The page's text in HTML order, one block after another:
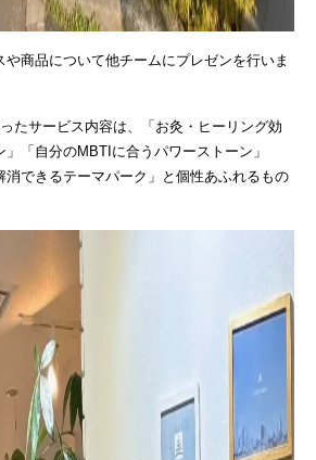
商品について他チームにプレゼンを行いま
たサービス内容は、「お灸・ヒーリング効
「自分のMBTIに合うパワーストーン」
消できるテーマパーク」と個性あふれるもの